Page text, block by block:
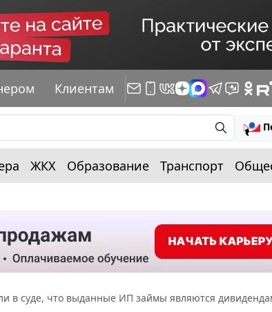
Клиентам
ЖКХ Образование Транспорт
в суде, что выданные ИП займы являются